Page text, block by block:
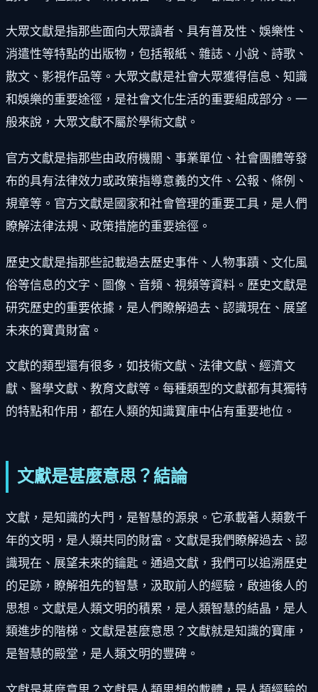
大眾文獻是指那些面向大眾讀者、具有普及性、娛樂性、
消遣性等特點的出版物，包括報紙、雜誌、小說、詩歌、
散文、影視作品等。大眾文獻是社會大眾獲得信息、知識
和娛樂的重要途徑，是社會文化生活的重要組成部分。一
般來說，大眾文獻不屬於學術文獻。
官方文獻是指那些由政府機關、事業單位、社會團體等發
布的具有法律效力或政策指導意義的文件、公報、條例、
規章等。官方文獻是國家和社會管理的重要工具，是人們
瞭解法律法規、政策措施的重要途徑。
歷史文獻是指那些記載過去歷史事件、人物事蹟、文化風
俗等信息的文字、圖像、音頻、視頻等資料。歷史文獻是
研究歷史的重要依據，是人們瞭解過去、認識現在、展望
未來的寶貴財富。
文獻的類型還有很多，如技術文獻、法律文獻、經濟文
獻、醫學文獻、教育文獻等。每種類型的文獻都有其獨特
的特點和作用，都在人類的知識寶庫中佔有重要地位。
文獻是甚麼意思？結論
文獻，是知識的大門，是智慧的源泉。它承載著人類數千
年的文明，是人類共同的財富。文獻是我們瞭解過去、認
識現在、展望未來的鑰匙。通過文獻，我們可以追溯歷史
的足跡，瞭解祖先的智慧，汲取前人的經驗，啟迪後人的
思想。文獻是人類文明的積累，是人類智慧的結晶，是人
類進步的階梯。文獻是甚麼意思？文獻就是知識的寶庫，
是智慧的殿堂，是人類文明的豐碑。